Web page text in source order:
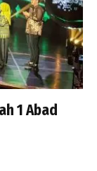
1 Abad